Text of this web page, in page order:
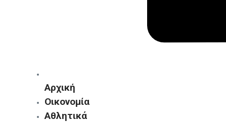
Αρχική
Οικονομία
Αθλητικά